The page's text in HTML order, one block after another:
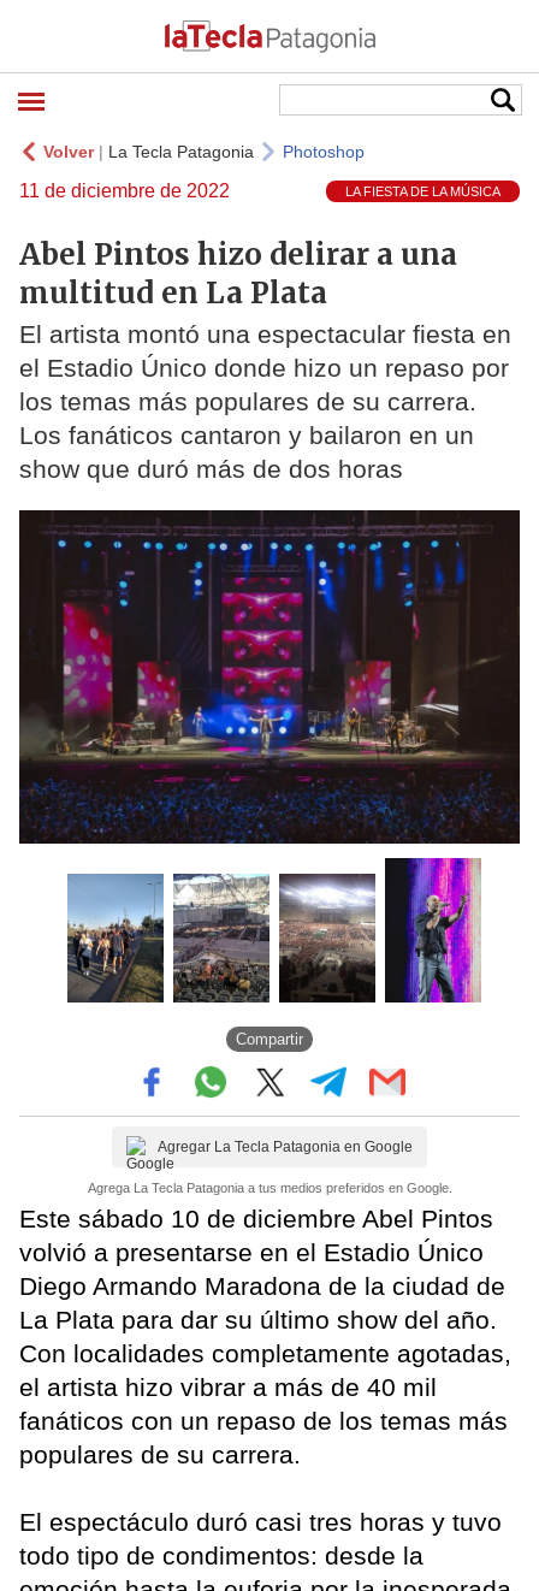
Volver| La Tecla Patagonia Photoshop
11 de diciembre de 2022 LA FIESTA DE LA MÚSICA
Abel Pintos hizo delirar a una
multitud en La Plata
El artista montó una espectacular fiesta en
el Estadio Único donde hizo un repaso por
los temas más populares de su carrera.
Los fanáticos cantaron y bailaron en un
show que duró más de dos horas
Compartir
Agregar La Tecla Patagonia en Google
Agrega La Tecla Patagonia a tus medios preferidos en Google.
Este sábado 10 de diciembre Abel Pintos
volvió a presentarse en el Estadio Único
Diego Armando Maradona de la ciudad de
La Plata para dar su último show del año.
Con localidades completamente agotadas,
el artista hizo vibrar a más de 40 mil
fanáticos con un repaso de los temas más
populares de su carrera.
El espectáculo duró casi tres horas y tuvo
todo tipo de condimentos: desde la